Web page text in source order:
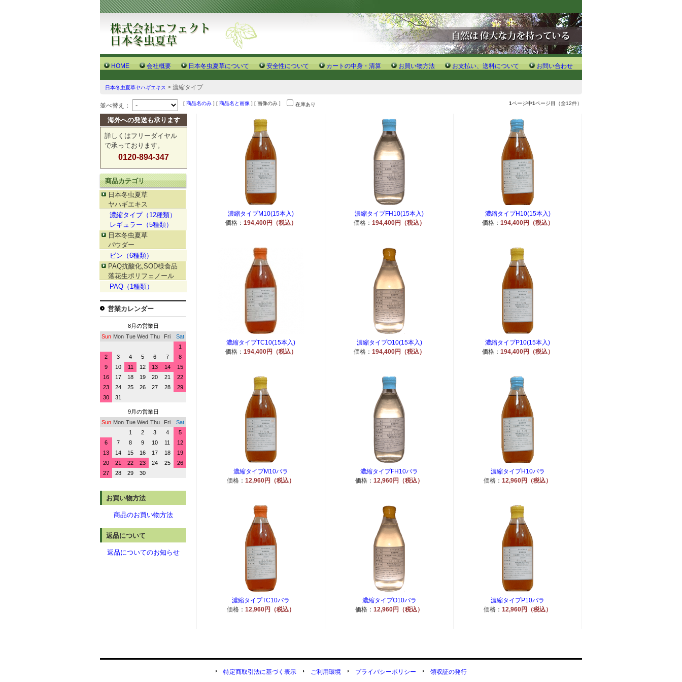
HOME 会社概要 日本冬虫夏草について 安全性について カートの中身・清算 お買い物方法 お支払い、送料について お問い合わせ
日本冬虫夏草ヤハギエキス > 濃縮タイプ
並べ替え： [ 商品名のみ ] [ 商品名と画像 ] [ 画像のみ ] 在庫あり 1ページ中1ページ目（全12件）
濃縮タイプM10(15本入)
価格： 194,400円（税込）
濃縮タイプFH10(15本入)
価格： 194,400円（税込）
濃縮タイプH10(15本入)
価格： 194,400円（税込）
濃縮タイプTC10(15本入)
価格： 194,400円（税込）
濃縮タイプO10(15本入)
価格： 194,400円（税込）
濃縮タイプP10(15本入)
価格： 194,400円（税込）
濃縮タイプM10バラ
価格： 12,960円（税込）
濃縮タイプFH10バラ
価格： 12,960円（税込）
濃縮タイプH10バラ
価格： 12,960円（税込）
濃縮タイプTC10バラ
価格： 12,960円（税込）
濃縮タイプO10バラ
価格： 12,960円（税込）
濃縮タイプP10バラ
価格： 12,960円（税込）
海外への発送も承ります
詳しくはフリーダイヤル
で承っております。
0120-894-347
商品カテゴリ
日本冬虫夏草
ヤハギエキス
濃縮タイプ（12種類）
レギュラー（5種類）
日本冬虫夏草
パウダー
ビン（6種類）
PAQ抗酸化,SOD様食品
落花生ポリフェノール
PAQ（1種類）
営業カレンダー
8月の営業日
Sun Mon Tue Wed Thu Fri
Sat
1
2
3 4 5 6 7
8
9
10 11 12 13 14
15
16
17 18 19 20 21
22
23
24 25 26 27 28
29
30
31
9月の営業日
Sun Mon Tue Wed Thu Fri
Sat
1
2 3 4
5
6
7 8 9 10 11
12
13
14 15 16 17 18
19
20
21 22 23 24 25
26
27
28 29 30
お買い物方法
商品のお買い物方法
返品について
返品についてのお知らせ
特定商取引法に基づく表示 ご利用環境 プライバシーポリシー 領収証の発行